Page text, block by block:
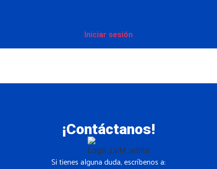
Iniciar sesión
¡Contáctanos!
Si tienes alguna duda, escríbenos a: